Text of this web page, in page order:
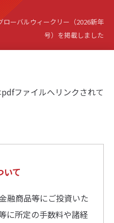
サービス
ローバルウィークリー（2026新年
号）を掲載しました
ファイルへリンクされて
いて
融商品等にご投資いた
に所定の手数料や諸経